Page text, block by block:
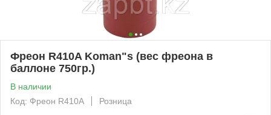
Фреон R410A Koman"s (вес фреона в
баллоне 750гр.)
В наличии
Код: Фреон R410A
Розница